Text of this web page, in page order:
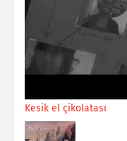
Kesik el çikolatası